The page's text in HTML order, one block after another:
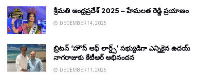
శ్రీమతి ఆంధ్రప్రదేశ్ 2025 – హేమలత రెడ్డి ప్రయాణం
DECEMBER 14, 2025
బ్రిటన్ ‘హౌస్ ఆఫ్ లార్డ్స్’ సభ్యుడిగా ఎన్నికైన ఉదయ్
నాగరాజుకు కేటీఆర్ అభినందన
DECEMBER 11, 2025